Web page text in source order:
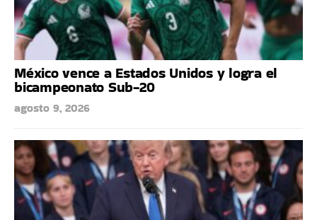
México vence a Estados Unidos y logra el
bicampeonato Sub-20
agosto 9, 2026